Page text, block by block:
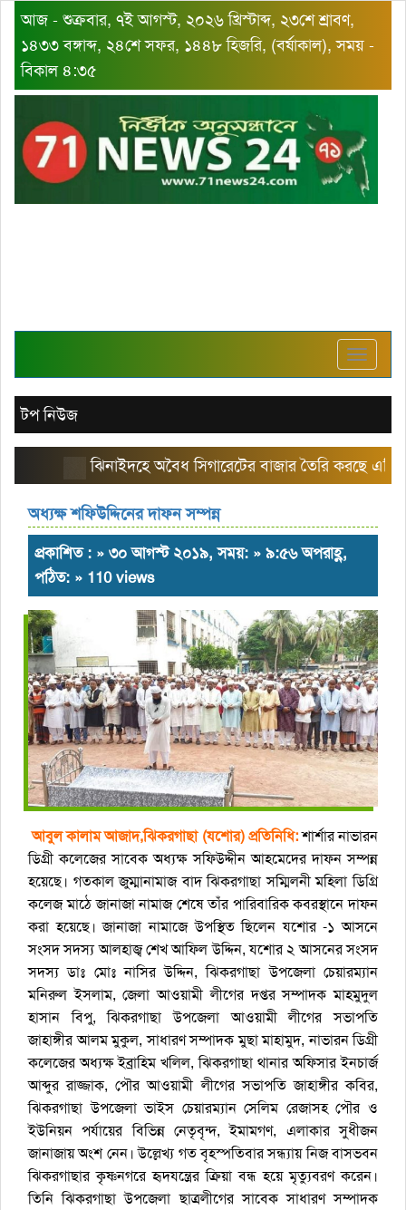
আজ - শুক্রবার, ৭ই আগস্ট, ২০২৬ খ্রিস্টাব্দ, ২৩শে শ্রাবণ,
১৪৩৩ বঙ্গাব্দ, ২৪শে সফর, ১৪৪৮ হিজরি, (বর্ষাকাল), সময় -
বিকাল ৪:৩৫
Toggle
টপ নিউজ
ঝিনাইদহে অবৈধ সিগারেটের বাজার তৈরি করছে এরিয়া
অধ্যক্ষ শফিউদ্দিনের দাফন সম্পন্ন
প্রকাশিত : » ৩০ আগস্ট ২০১৯, সময়: » ৯:৫৬ অপরাহ্ণ,
পঠিত: » 110 views
আবুল কালাম আজাদ,ঝিকরগাছা (যশোর) প্রতিনিধি:শার্শার নাভারন
ডিগ্রী কলেজের সাবেক অধ্যক্ষ সফিউদ্দীন আহমেদের দাফন সম্পন্ন
হয়েছে। গতকাল জুম্মানামাজ বাদ ঝিকরগাছা সম্মিলনী মহিলা ডিগ্রি
কলেজ মাঠে জানাজা নামাজ শেষে তাঁর পারিবারিক কবরস্থানে দাফন
করা হয়েছে। জানাজা নামাজে উপস্থিত ছিলেন যশোর -১ আসনে
সংসদ সদস্য আলহাজ্ব শেখ আফিল উদ্দিন, যশোর ২ আসনের সংসদ
সদস্য ডাঃ মোঃ নাসির উদ্দিন, ঝিকরগাছা উপজেলা চেয়ারম্যান
মনিরুল ইসলাম, জেলা আওয়ামী লীগের দপ্তর সম্পাদক মাহমুদুল
হাসান বিপু, ঝিকরগাছা উপজেলা আওয়ামী লীগের সভাপতি
জাহাঙ্গীর আলম মুকুল, সাধারণ সম্পাদক মুছা মাহামুদ, নাভারন ডিগ্রী
কলেজের অধ্যক্ষ ইব্রাহিম খলিল, ঝিকরগাছা থানার অফিসার ইনচার্জ
আব্দুর রাজ্জাক, পৌর আওয়ামী লীগের সভাপতি জাহাঙ্গীর কবির,
ঝিকরগাছা উপজেলা ভাইস চেয়ারম্যান সেলিম রেজাসহ পৌর ও
ইউনিয়ন পর্যায়ের বিভিন্ন নেতৃবৃন্দ, ইমামগণ, এলাকার সুধীজন
জানাজায় অংশ নেন। উল্লেখ্য গত বৃহস্পতিবার সন্ধ্যায় নিজ বাসভবন
ঝিকরগাছার কৃষ্ণনগরে হৃদযন্ত্রের ক্রিয়া বন্ধ হয়ে মৃত্যুবরণ করেন।
তিনি ঝিকরগাছা উপজেলা ছাত্রলীগের সাবেক সাধারণ সম্পাদক